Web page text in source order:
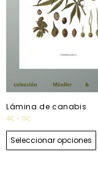
Lámina de canabis
4€ - 11€
Seleccionar opciones